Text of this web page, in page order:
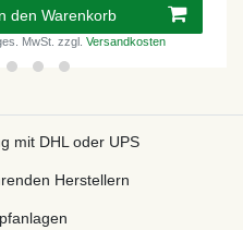
den Warenkorb
MwSt. zzgl. Versandkosten
mit DHL oder UPS
Herstellern